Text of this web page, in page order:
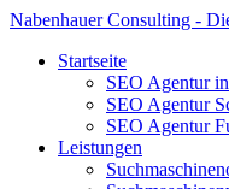
Nabenhauer Consulting -
Startseite
SEO Agentur
SEO Agentur
SEO Agentur
Leistungen